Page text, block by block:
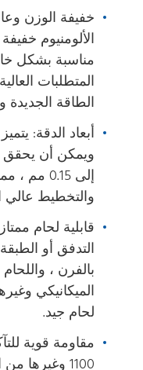
خفيفة الوزن
الألومنيوم
مناسبة بشكل
المتطلبات
الطاقة الجديدة
أبعاد الدقة:
ويمكن أن
إلى 0.15
والتخطيط عالي
قابلية لحام
التدفق أو
بالفرن ،
الميكانيكي
لحام جيد.
1100 وغيرها